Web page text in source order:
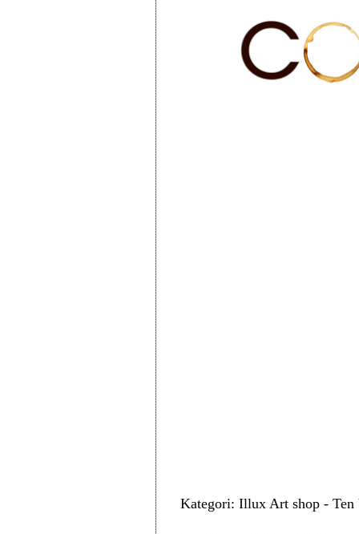
Kategori: Illux Art shop - Ten